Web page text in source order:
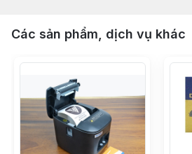
Các sản phẩm, dịch vụ khác